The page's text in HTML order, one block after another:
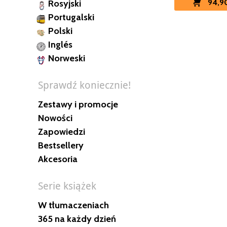
Rosyjski
Portugalski
Polski
Inglés
Norweski
Sprawdź koniecznie!
Zestawy i promocje
Nowości
Zapowiedzi
Bestsellery
Akcesoria
Serie książek
W tłumaczeniach
365 na każdy dzień